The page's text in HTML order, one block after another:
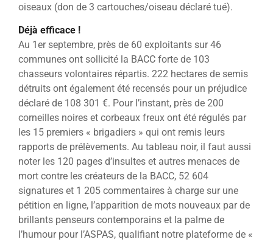
oiseaux (don de 3 cartouches/oiseau déclaré tué).
Déjà efficace !
Au 1er septembre, près de 60 exploitants sur 46
communes ont sollicité la BACC forte de 103
chasseurs volontaires répartis. 222 hectares de semis
détruits ont également été recensés pour un préjudice
déclaré de 108 301 €. Pour l’instant, près de 200
corneilles noires et corbeaux freux ont été régulés par
les 15 premiers « brigadiers » qui ont remis leurs
rapports de prélèvements. Au tableau noir, il faut aussi
noter les 120 pages d’insultes et autres menaces de
mort contre les créateurs de la BACC, 52 604
signatures et 1 205 commentaires à charge sur une
pétition en ligne, l’apparition de mots nouveaux par de
brillants penseurs contemporains et la palme de
l’humour pour l’ASPAS, qualifiant notre plateforme de «